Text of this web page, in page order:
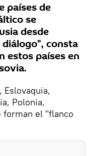
países de
se
desde
consta
estos países en
Eslovaquia,
Polonia,
forman el "flanco